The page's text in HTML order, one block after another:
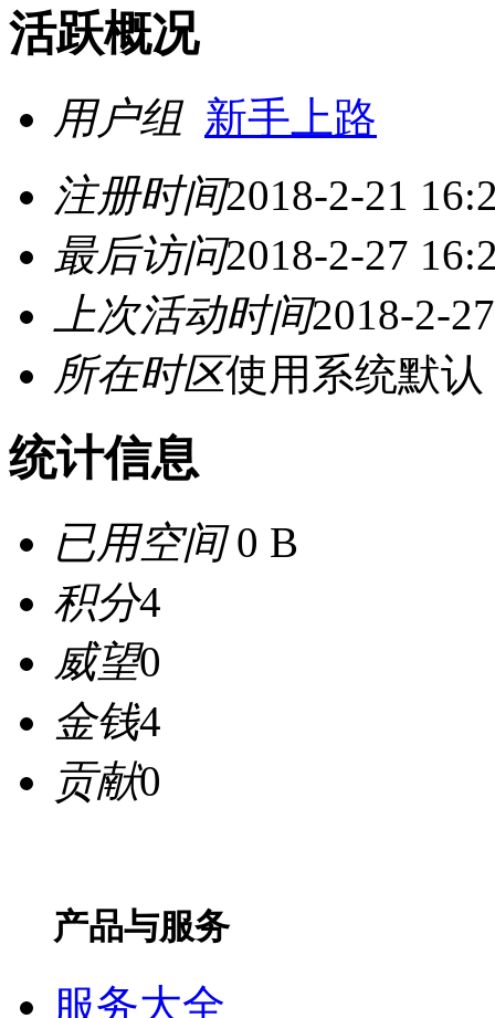
活跃概况
用户组 新手上路
注册时间2018-2-21
最后访问2018-2-27
上次活动时间2018-2-
所在时区使用系统默认
统计信息
已用空间0 B
积分4
威望0
金钱4
贡献0
产品与服务
服务大全